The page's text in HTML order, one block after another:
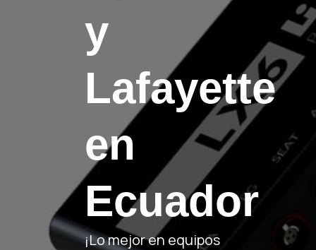
y
Lafayette
en
Ecuador
¡Lo mejor en equipos